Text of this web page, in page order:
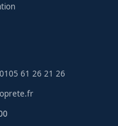
05 61 26 21 26